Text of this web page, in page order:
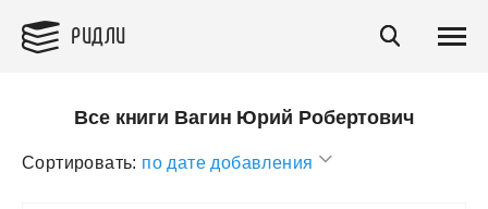
РИДЛИ
Все книги Вагин Юрий Робертович
Сортировать: по дате добавления